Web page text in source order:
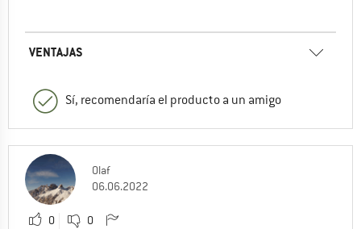
VENTAJAS
Sí, recomendaría el producto a un amigo
Olaf
06.06.2022
0 0